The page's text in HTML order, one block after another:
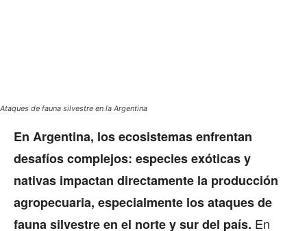
Ataques de fauna silvestre en la Argentina
En Argentina, los ecosistemas enfrentan
desafíos complejos: especies exóticas y
nativas impactan directamente la producción
agropecuaria, especialmente los ataques de
fauna silvestre en el norte y sur del país. En